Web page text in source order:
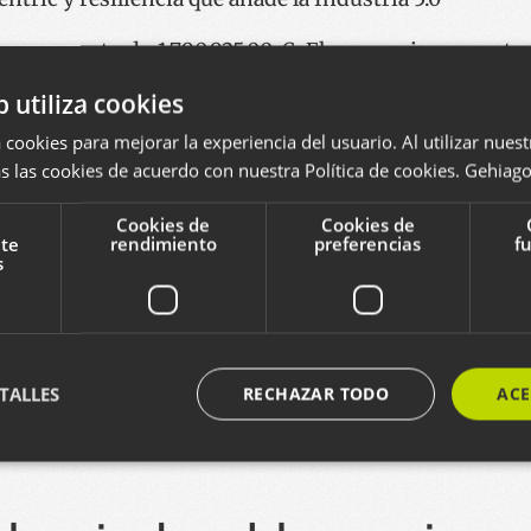
de 1.790.925,00 €. El consorcio
objetivos, con una participación muy relevante y
y el 25%), y coherencia en la capacidad tractora de
maquinaria (48%). La distribución geográfica
bajo el programa MISIONES del Centro de
a los fondos europeos asignados al Mecanismo
utiliza cookies
cookies para mejorar la experiencia del usuario. Al utilizar
las cookies de acuerdo con nuestra Política de cookies.
Cookies de
rendimiento
Cookies de
preferencias
RECHAZAR TODO